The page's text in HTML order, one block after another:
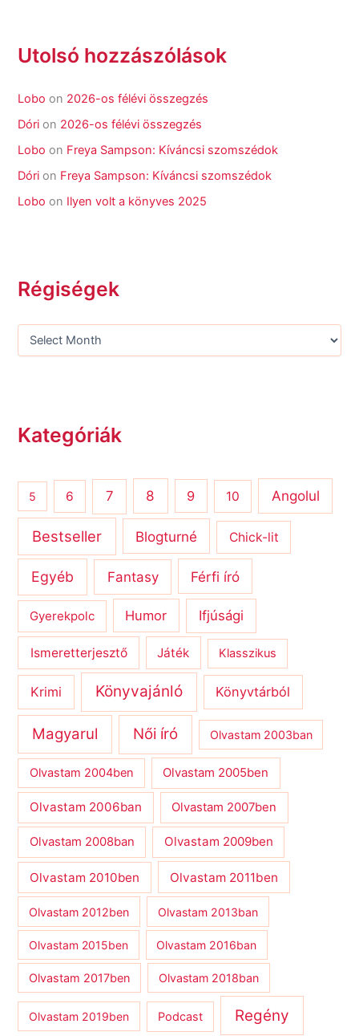
Utolsó hozzászólások
Lobo on 2026-os félévi összegzés
Dóri on 2026-os félévi összegzés
Lobo on Freya Sampson: Kíváncsi szomszédok
Dóri on Freya Sampson: Kíváncsi szomszédok
Lobo on Ilyen volt a könyves 2025
Régiségek
Kategóriák
5 6 7 8 9 10 Angolul
Bestseller Blogturné Chick-lit
Egyéb Fantasy Férfi író
Gyerekpolc Humor Ifjúsági
Ismeretterjesztő Játék Klasszikus
Krimi Könyvajánló Könyvtárból
Magyarul Női író Olvastam 2003ban
Olvastam 2004ben Olvastam 2005ben
Olvastam 2006ban Olvastam 2007ben
Olvastam 2008ban Olvastam 2009ben
Olvastam 2010ben Olvastam 2011ben
Olvastam 2012ben Olvastam 2013ban
Olvastam 2015ben Olvastam 2016ban
Olvastam 2017ben Olvastam 2018ban
Olvastam 2019ben Podcast Regény